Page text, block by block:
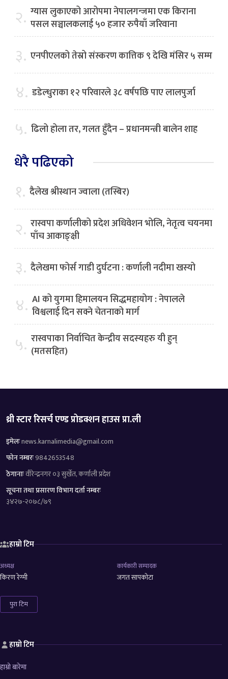
२. ग्यास लुकाएको आरोपमा नेपालगन्जमा एक किराना
पसल सञ्चालकलाई ५० हजार रुपैयाँ जरिवाना
३. एनपीएलको तेस्रो संस्करण कात्तिक ९ देखि मंसिर ५ सम्म
४. डडेल्धुराका १२ परिवारले ३८ वर्षपछि पाए लालपुर्जा
५. ढिलो होला तर, गलत हुँदैन – प्रधानमन्त्री बालेन शाह
धेरै पढिएको
१. दैलेख श्रीस्थान ज्वाला (तस्बिर)
२. रास्वपा कर्णालीको प्रदेश अधिवेशन भोलि, नेतृत्व चयनमा
पाँच आकाङ्क्षी
३. दैलेखमा फोर्स गाडी दुर्घटना : कर्णाली नदीमा खस्यो
४. AI को युगमा हिमालयन सिद्धमहायोग : नेपालले
विश्वलाई दिन सक्ने चेतनाको मार्ग
५. रास्वपाका निर्वाचित केन्द्रीय सदस्यहरु यी हुन्
(मतसहित)
थ्री स्टार रिसर्च एण्ड प्रोडक्शन हाउस प्रा.ली
इमेलःnews.karnalimedia@gmail.com
फोन नम्बरः9842653548
ठेगानाःवीरेन्द्रनगर ०३ सुर्खेत, कर्णाली प्रदेश
सूचना तथा प्रसारण विभाग दर्ता नम्बरः
३४२७-२०७८/७९
हाम्रो टिम
अध्यक्ष
किरण रेग्मी
कार्यकारी सम्पादक
जगत सापकोटा
पुरा टिम
हाम्रो टिम
हाम्रो बारेमा